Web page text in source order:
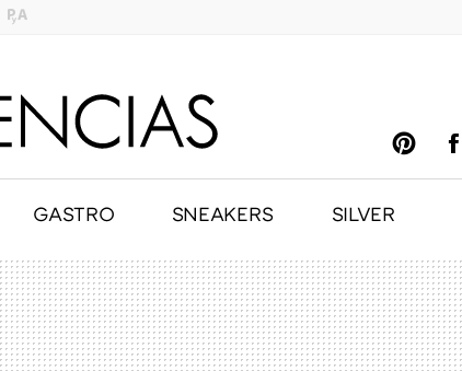
GASTRO SNEAKERS SILVER